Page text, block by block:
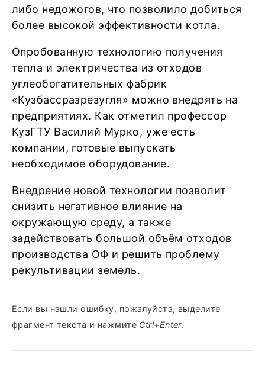
либо недожогов, что позволило добиться
более высокой эффективности котла.
Опробованную технологию получения
тепла и электричества из отходов
углеобогатительных фабрик
«Кузбассразрезугля» можно внедрять на
предприятиях. Как отметил профессор
КузГТУ Василий Мурко, уже есть
компании, готовые выпускать
необходимое оборудование.
Внедрение новой технологии позволит
снизить негативное влияние на
окружающую среду, а также
задействовать большой объём отходов
производства ОФ и решить проблему
рекультивации земель.
Если вы нашли ошибку, пожалуйста, выделите
фрагмент текста и нажмите Ctrl+Enter.